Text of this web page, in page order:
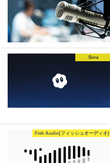
Sora
Fish Audio(フィッシュオーディオ)